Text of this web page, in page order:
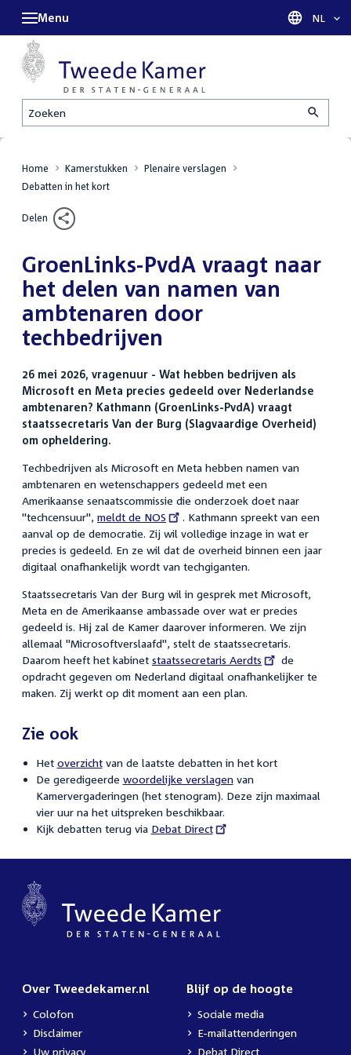
Zoeken
Menu Taal
NL
Home Kamerstukken
Plenaire verslagen
Debatten in het kort
Delen
GroenLinks-PvdA vraagt naar
het delen van namen van
ambtenaren door
techbedrijven
26 mei 2026, vragenuur - Wat hebben bedrijven als
Microsoft en Meta precies gedeeld over Nederlandse
ambtenaren? Kathmann (GroenLinks-PvdA) vraagt
staatssecretaris Van der Burg (Slagvaardige Overheid)
om opheldering.
Techbedrijven als Microsoft en Meta hebben namen van
ambtenaren en wetenschappers gedeeld met een
Amerikaanse senaatscommissie die onderzoek doet naar
"techcensuur", External
link:
meldt de NOS
. Kathmann spreekt van een
aanval op de democratie. Zij wil volledige inzage in wat er
precies is gedeeld. En ze wil dat de overheid binnen een jaar
digitaal onafhankelijk wordt van techgiganten.
Staatssecretaris Van der Burg wil in gesprek met Microsoft,
Meta en de Amerikaanse ambassade over wat er precies
gedeeld is. Hij zal de Kamer daarover informeren. We zijn
allemaal "Microsoftverslaafd", stelt de staatssecretaris.
Daarom heeft het kabinet External
link:
staatssecretaris Aerdts
de
opdracht gegeven om Nederland digitaal onafhankelijker te
maken. Zij werkt op dit moment aan een plan.
Zie ook
Het overzichtvan de laatste debatten in het kort
De geredigeerde woordelijke verslagenvan
Kamervergaderingen (het stenogram). Deze zijn maximaal
vier uur na het uitspreken beschikbaar.
Kijk debatten terug via External
Debat Direct
Over Tweedekamer.nl
Colofon
Disclaimer
Uw privacy
Blijf op de hoogte
Sociale media
E-mailattenderingen
Debat Direct